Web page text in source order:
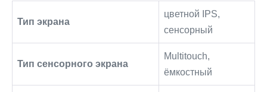
Тип экрана
цветной IPS,
сенсорный
Тип сенсорного экрана
Multitouch,
ёмкостный